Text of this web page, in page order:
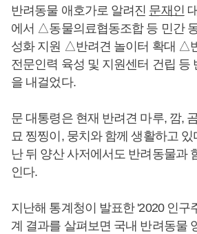
반려동물 애호가로 알려진 문재인
에서 △동물의료협동조합 등 민간
성화 지원 △반려견 놀이터 확대 △
전문인력 육성 및 지원센터 건립 등
을 내걸었다.
문 대통령은 현재 반려견 마루, 깜,
묘 찡찡이, 뭉치와 함께 생활하고
난 뒤 양산 사저에서도 반려동물과
인다.
지난해 통계청이 발표한 '2020 인구
계 결과를 살펴보면 국내 반려동물